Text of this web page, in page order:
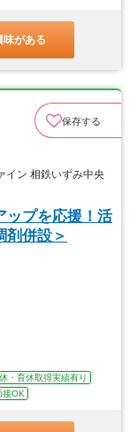
味がある
保存する
ン 相鉄いずみ中央
ップを応援！活
剤併設＞
・育休取得実績有り
接OK